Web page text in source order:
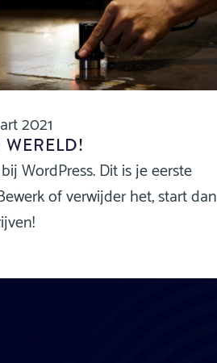
2021
WordPress. Dit is je eerste
of verwijder het, start dan